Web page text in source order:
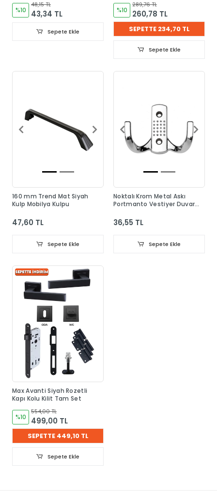
%10
48,15 TL
43,34 TL
Sepete Ekle
%10
289,76 TL
260,78 TL
SEPETTE 234,70 TL
Sepete Ekle
160 mm Trend Mat Siyah
Kulp Mobilya Kulpu
47,60 TL
Sepete Ekle
Noktalı Krom Metal Askı
Portmanto Vestiyer Duvar
36,55 TL
Sepete Ekle
Max Avanti Siyah Rozetli
Kapı Kolu Kilit Tam Set
%10
554,00 TL
499,00 TL
SEPETTE 449,10 TL
Sepete Ekle